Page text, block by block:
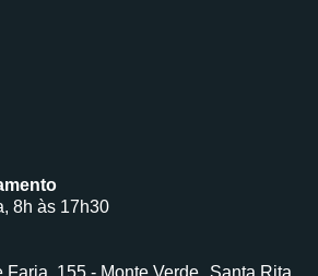
8h às 17h30
Faria, 155 - Monte Verde Santa Rita